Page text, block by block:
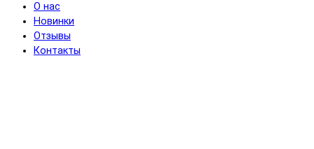
О нас
Новинки
Отзывы
Контакты